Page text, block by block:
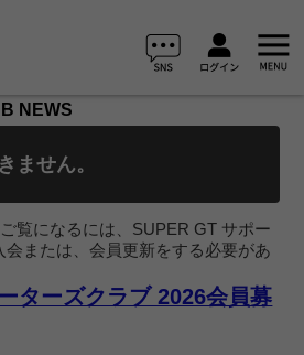
NEWS
ません。
覧になるには、SUPER GT サポー
会または、会員更新をする必要があ
ターズクラブ 2026会員募